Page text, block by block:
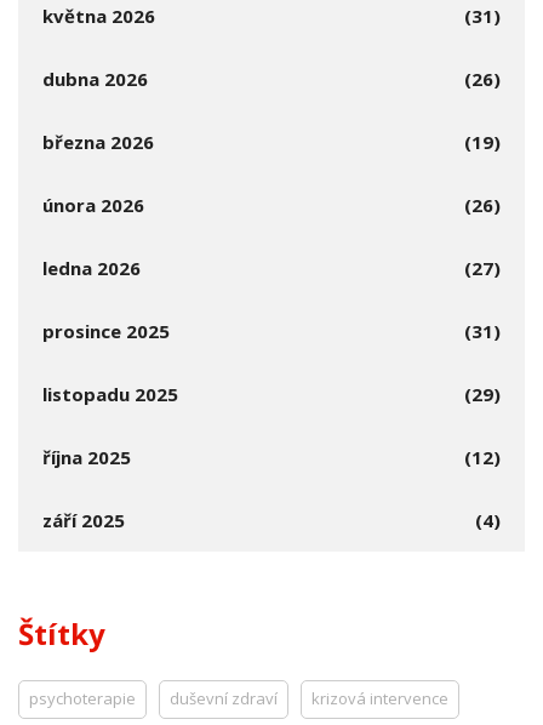
května 2026 (31)
dubna 2026 (26)
března 2026 (19)
února 2026 (26)
ledna 2026 (27)
prosince 2025 (31)
listopadu 2025 (29)
října 2025 (12)
září 2025 (4)
Štítky
psychoterapie duševní zdraví krizová intervence